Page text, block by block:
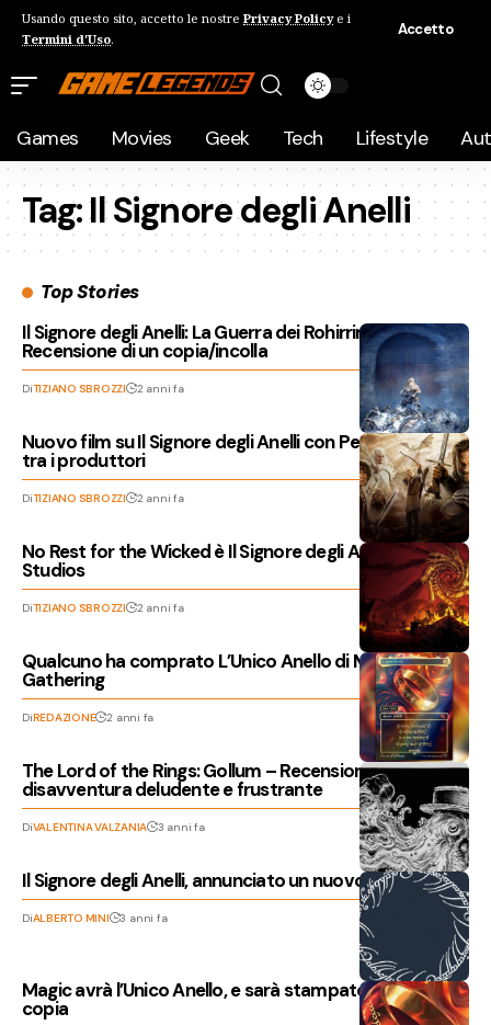
Usando questo sito, accetto le nostre Privacy Policye i
Termini d'Uso.
Accetto
Games Movies Geek Tech Lifestyle
Tag:Il Signore degli Anelli
Top Stories
Il Signore degli Anelli: La Guerra dei Rohirrim,
Recensione di un copia/incolla
DiTIZIANO SBROZZI 2 anni fa
Nuovo film su Il Signore degli Anelli con Peter Jackson
tra i produttori
DiTIZIANO SBROZZI 2 anni fa
No Rest for the Wicked è Il Signore degli Anelli di Moon
Studios
DiTIZIANO SBROZZI 2 anni fa
Qualcuno ha comprato L’Unico Anello di Magic The
Gathering
DiREDAZIONE 2 anni fa
The Lord of the Rings: Gollum – Recensione, una
disavventura deludente e frustrante
DiVALENTINA VALZANIA 3 anni fa
Il Signore degli Anelli, annunciato un nuovo videogioco
DiALBERTO MINI 3 anni fa
Magic avrà l’Unico Anello, e sarà stampato in una sola
copia